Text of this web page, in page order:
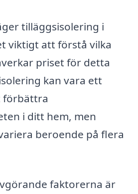
tilläggsisolering i
viktigt att förstå vilka
priset för detta
kan vara ett
förbättra
i ditt hem, men
beroende på flera
faktorerna är